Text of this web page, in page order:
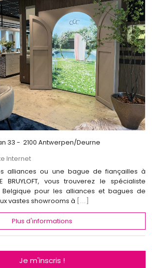
33 - 2100 Antwerpen/Deurne
Internet
alliances ou une bague de fiançailles à
BRUYLOFT, vous trouverez le spécialiste
Belgique pour les alliances et bagues de
vastes showrooms à
[...]
Plus d'informations
Je m'inscris !